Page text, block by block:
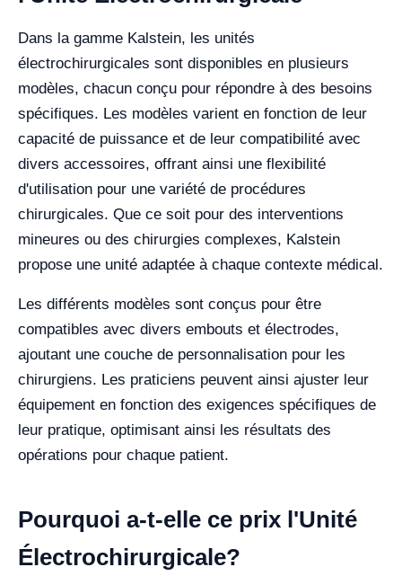
Dans la gamme Kalstein, les unités
électrochirurgicales sont disponibles en plusieurs
modèles, chacun conçu pour répondre à des besoins
spécifiques. Les modèles varient en fonction de leur
capacité de puissance et de leur compatibilité avec
divers accessoires, offrant ainsi une flexibilité
d'utilisation pour une variété de procédures
chirurgicales. Que ce soit pour des interventions
mineures ou des chirurgies complexes, Kalstein
propose une unité adaptée à chaque contexte médical.
Les différents modèles sont conçus pour être
compatibles avec divers embouts et électrodes,
ajoutant une couche de personnalisation pour les
chirurgiens. Les praticiens peuvent ainsi ajuster leur
équipement en fonction des exigences spécifiques de
leur pratique, optimisant ainsi les résultats des
opérations pour chaque patient.
Pourquoi a-t-elle ce prix l'Unité
Électrochirurgicale?